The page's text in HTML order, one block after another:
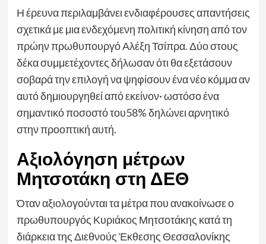
Η έρευνα περιλαμβάνει ενδιαφέρουσες απαντήσεις
σχετικά με μια ενδεχόμενη πολιτική κίνηση από τον
πρώην πρωθυπουργό Αλέξη Τσίπρα. Δύο στους
δέκα συμμετέχοντες δήλωσαν ότι θα εξετάσουν
σοβαρά την επιλογή να ψηφίσουν ένα νέο κόμμα αν
αυτό δημιουργηθεί από εκείνον· ωστόσο ένα
σημαντικό ποσοστό του58% δηλώνει αρνητικό
στην προοπτική αυτή.
Aξιολόγηση μέτρων
Μητσοτάκη στη ΔΕΘ
Όταν αξιολογούνται τα μέτρα που ανακοίνωσε ο
πρωθυπουργός Κυριάκος Μητσοτάκης κατά τη
διάρκεια της Διεθνούς Έκθεσης Θεσσαλονίκης